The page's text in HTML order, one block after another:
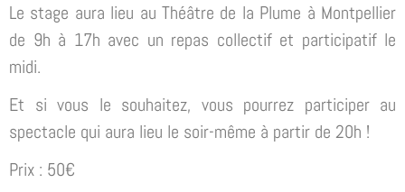
Le stage aura lieu au Théâtre de la Plume à Montpellier
de 9h à 17h avec un repas collectif et participatif le
midi.
Et si vous le souhaitez, vous pourrez participer au
spectacle qui aura lieu le soir-même à partir de 20h !
Prix : 50€